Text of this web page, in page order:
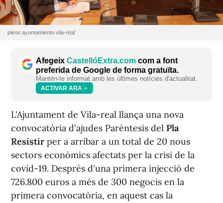
pleno ayuntamiento vila-real
Afegeix CastellóExtra.com com a font
preferida de Google de forma gratuïta.
Mantén-te informat amb les últimes notícies d'actualitat.
ACTIVAR ARA
L'Ajuntament de Vila-real llança una nova
convocatòria d'ajudes Parèntesis del Pla
Resistirper a arribar a un total de 20 nous
sectors econòmics afectats per la crisi de la
covid-19. Després d'una primera injecció de
726.800 euros a més de 300 negocis en la
primera convocatòria, en aquest cas la